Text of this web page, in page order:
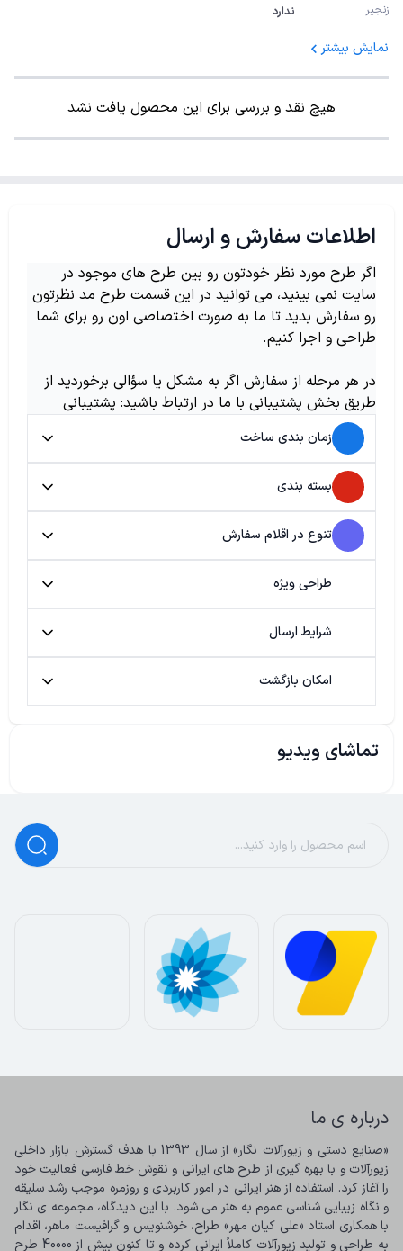
زنجیر ندارد
نمایش بیشتر
هیچ نقد و بررسی برای این محصول یافت نشد
اطلاعات سفارش و ارسال
اگر طرح مورد نظر خودتون رو بین طرح های موجود در
سایت نمی بینید، می توانید در این قسمت طرح مد نظرتون
رو سفارش بدید تا ما به صورت اختصاصی اون رو برای شما
طراحی و اجرا کنیم.
در هر مرحله از سفارش اگر به مشکل یا سؤالی برخوردید از
طریق بخش پشتیبانی با ما در ارتباط باشید: پشتیبانی
زمان بندی ساخت
بسته بندی
تنوع در اقلام سفارش
طراحی ویژه
شرایط ارسال
امکان بازگشت
تماشای ویدیو
درباره ی ما